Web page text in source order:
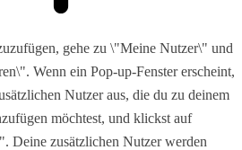
gehe zu \"Meine Nutzer\" und
Wenn ein Pop-up-Fenster erscheint,
Nutzer aus, die du zu deinem
möchtest, und klickst auf
Deine zusätzlichen Nutzer werden